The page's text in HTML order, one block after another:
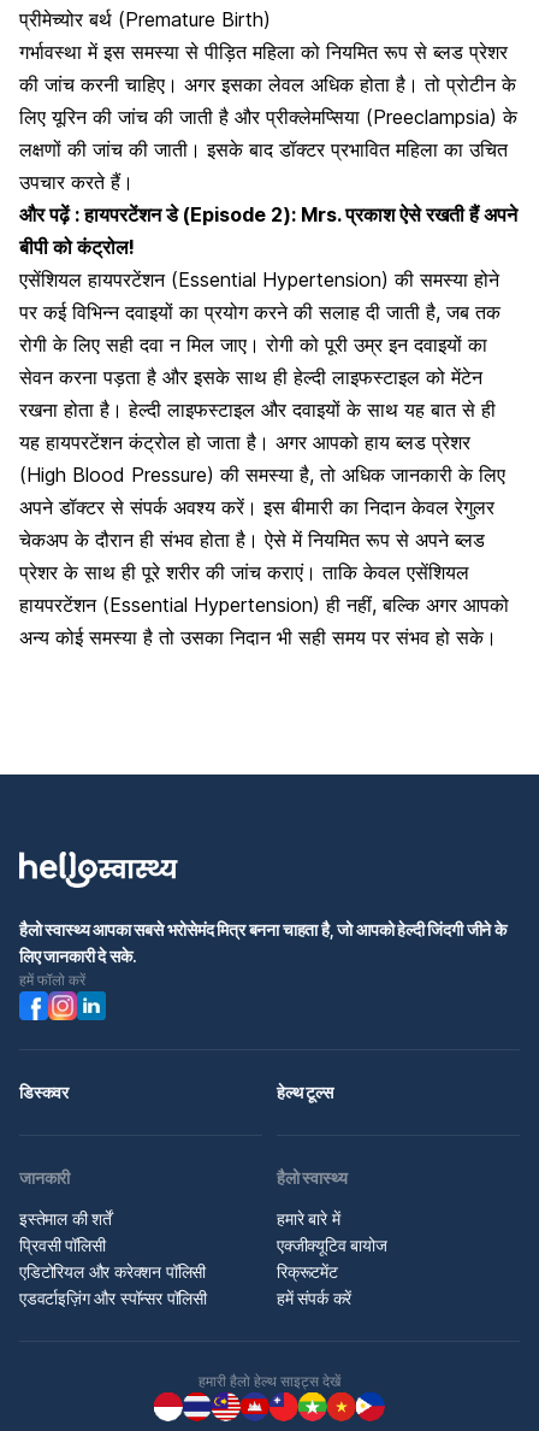
प्रीमेच्योर बर्थ (Premature Birth)
गर्भावस्था में इस समस्या से पीड़ित महिला को नियमित रूप से ब्लड प्रेशर
की जांच करनी चाहिए। अगर इसका लेवल अधिक होता है। तो प्रोटीन के
लिए यूरिन की जांच की जाती है और प्रीक्लेमप्सिया (Preeclampsia) के
लक्षणों की जांच की जाती। इसके बाद डॉक्टर प्रभावित महिला का उचित
उपचार करते हैं।
और पढ़ें : हायपरटेंशन डे (Episode 2): Mrs. प्रकाश ऐसे रखती हैं अपने
बीपी को कंट्रोल!
एसेंशियल हायपरटेंशन (Essential Hypertension) की समस्या होने
पर कई विभिन्न दवाइयों का प्रयोग करने की सलाह दी जाती है, जब तक
रोगी के लिए सही दवा न मिल जाए। रोगी को पूरी उम्र इन दवाइयों का
सेवन करना पड़ता है और इसके साथ ही हेल्दी लाइफस्टाइल को मेंटेन
रखना होता है। हेल्दी लाइफस्टाइल औरदवाइयों के साथ यह बात से ही
यह हायपरटेंशनकंट्रोल हो जाता है। अगर आपको हाय ब्लड प्रेशर
(High Blood Pressure) की समस्या है, तो अधिक जानकारी के लिए
अपने डॉक्टर से संपर्क अवश्य करें। इस बीमारी का निदान केवल रेगुलर
चेकअप के दौरान ही संभव होता है। ऐसे में नियमित रूप से अपनेब्लड
प्रेशर के साथ ही पूरे शरीर की जांच कराएं। ताकि केवल एसेंशियल
हायपरटेंशन (Essential Hypertension) ही नहीं, बल्कि अगर आपको
अन्य कोई समस्या है तो उसका निदान भी सही समय पर संभव हो सके।
हैलो स्वास्थ्य आपका सबसे भरोसेमंद मित्र बनना चाहता है, जो आपको हेल्दी जिंदगी जीने के
लिए जानकारी दे सके.
हमें फॉलो करें
डिस्कवर हेल्थ टूल्स
जानकारी
इस्तेमाल की शर्तें
प्रिवसी पॉलिसी
एडिटोरियल और करेक्शन पॉलिसी
एडवर्टाइज़िंग और स्पॉन्सर पॉलिसी
हैलो स्वास्थ्य
हमारे बारे में
एक्जीक्यूटिव बायोज
रिक्रूटमेंट
हमें संपर्क करें
हमारी हैलो हेल्थ साइट्स देखें